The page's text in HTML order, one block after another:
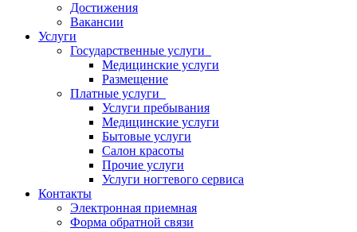
Достижения
Вакансии
Услуги
Государственные услуги
Медицинские услуги
Размещение
Платные услуги
Услуги пребывания
Медицинские услуги
Бытовые услуги
Салон красоты
Прочие услуги
Услуги ногтевого сервиса
Контакты
Электронная приемная
Форма обратной связи